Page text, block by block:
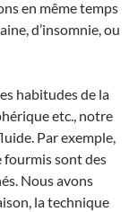
en même temps
d’insomnie, ou
habitudes de la
etc., notre
Par exemple,
fourmis sont des
Nous avons
la technique